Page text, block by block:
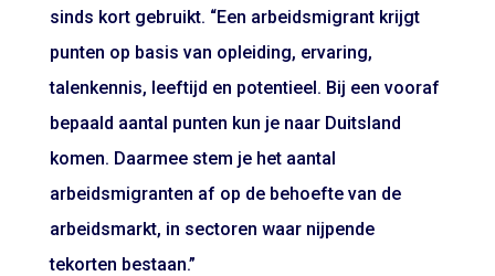
sinds kort gebruikt. “Een arbeidsmigrant krijgt
punten op basis van opleiding, ervaring,
talenkennis, leeftijd en potentieel. Bij een vooraf
bepaald aantal punten kun je naar Duitsland
komen. Daarmee stem je het aantal
arbeidsmigranten af op de behoefte van de
arbeidsmarkt, in sectoren waar nijpende
tekorten bestaan.”